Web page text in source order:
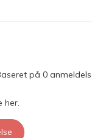
på 0
her.